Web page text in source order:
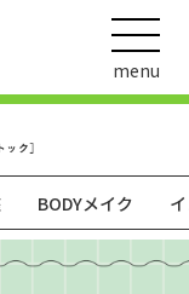
menu
BODYメイク